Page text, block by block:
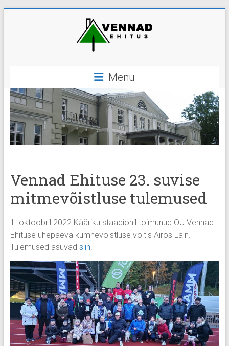
Vennad
Ehitus
ehitus,
ehitustööd
Menu
Vennad Ehituse 23. suvise
mitmevõistluse tulemused
1. oktoobril 2022 Kääriku staadionil toimunud OÜ Vennad
Ehituse ühepäeva kümnevõistluse võitis Airos Lain.
Tulemused asuvad siin.